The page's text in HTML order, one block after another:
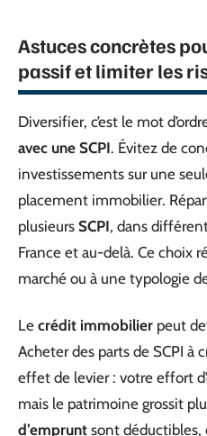
Astuces concrètes
passif et limiter les
Diversifier, c’est le mot
avec une SCPI. Évitez de
investissements sur une
placement immobilier.
plusieurs SCPI, dans
France et au-delà. Ce choix
marché ou à une typologie
Le crédit immobilier peut
Acheter des parts de SCPI à
effet de levier : votre effort
mais le patrimoine grossit
d’emprunt sont déductibles,